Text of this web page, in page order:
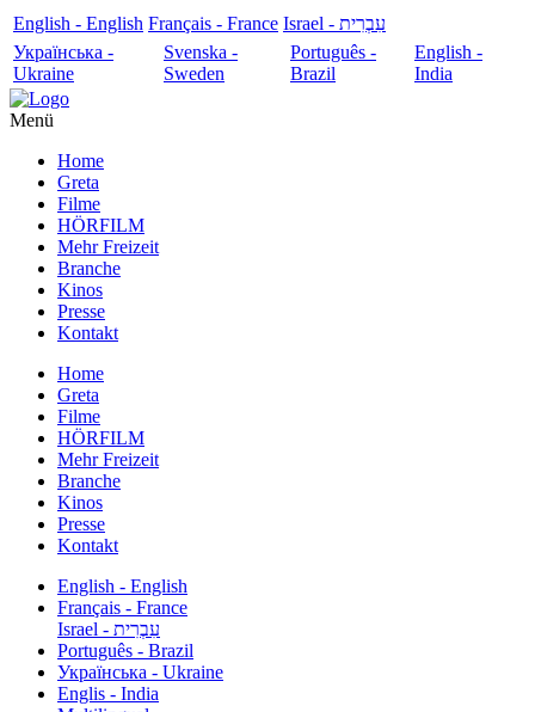
English - English Français - France
עִבְרִית - Israel
Українська -
Ukraine
Svenska -
Sweden
Português -
Brazil
English -
India
Menü
Home
Greta
Filme
HÖRFILM
Mehr Freizeit
Branche
Kinos
Presse
Kontakt
Home
Greta
Filme
HÖRFILM
Mehr Freizeit
Branche
Kinos
Presse
Kontakt
English - English
Français - France
עִבְרִית - Israel
Português - Brazil
Українська - Ukraine
Englis - India